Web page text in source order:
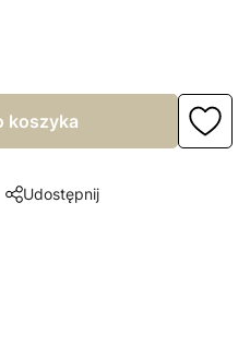
koszyka
Udostępnij